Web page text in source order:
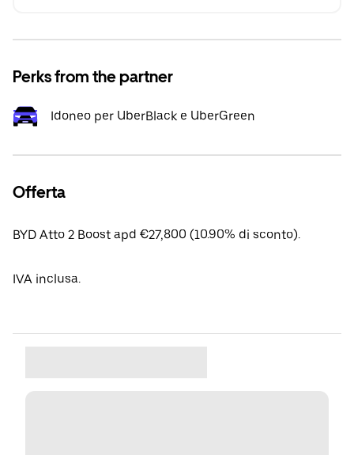
Perks from the partner
Idoneo per UberBlack e UberGreen
Offerta
BYD Atto 2 Boost apd €27,800 (10.90% di sconto).
IVA inclusa.